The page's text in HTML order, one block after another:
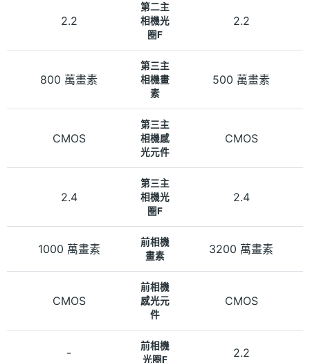
2.2
第二主
相機光
圈F
2.2
800 萬畫素
第三主
相機畫
素
500 萬畫素
CMOS
第三主
相機感
光元件
CMOS
2.4
第三主
相機光
圈F
2.4
1000 萬畫素
前相機
畫素
3200 萬畫素
CMOS
前相機
感光元
件
CMOS
-
前相機
光圈F
2.2